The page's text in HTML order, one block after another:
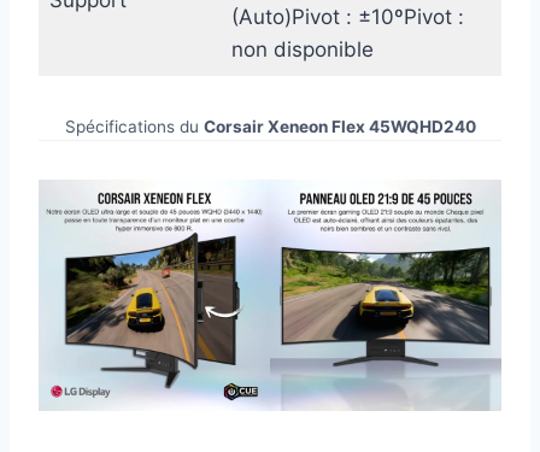
(Auto)Pivot : ±10ºPivot :
non disponible
Spécifications du Corsair Xeneon Flex 45WQHD240